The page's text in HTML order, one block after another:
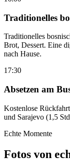
Traditionelles
Traditionelles
Brot, Dessert. Eine
nach Hause.
17:30
Absetzen am
Kostenlose
und Sarajevo (1,5
Echte Momente
Fotos von